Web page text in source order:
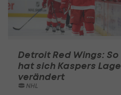
Detroit Red Wings: So
hat sich Kaspers Lage
verändert
NHL